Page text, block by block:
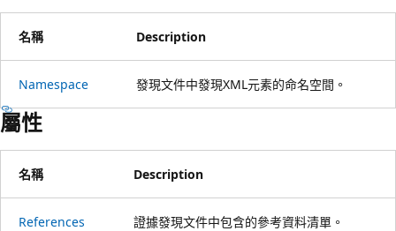
名稱 Description
Namespace 發現文件中發現XML元素的命名空間。
屬性
名稱 Description
References 證據發現文件中包含的參考資料清單。